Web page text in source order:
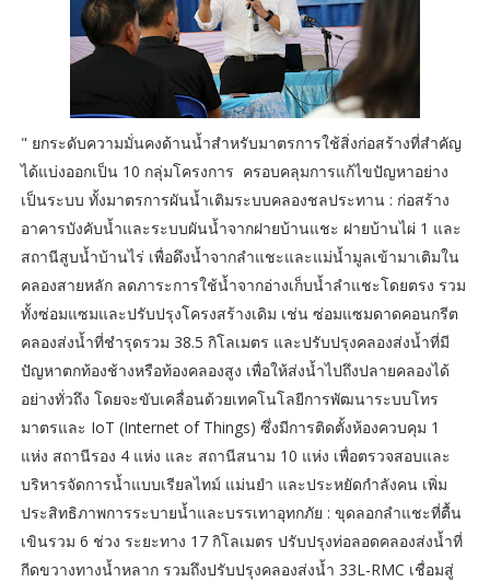
" ยกระดับความมั่นคงด้านน้ำสำหรับมาตรการใช้สิ่งก่อสร้างที่สำคัญ
ได้แบ่งออกเป็น 10 กลุ่มโครงการ ครอบคลุมการแก้ไขปัญหาอย่าง
เป็นระบบ ทั้งมาตรการผันน้ำเติมระบบคลองชลประทาน : ก่อสร้าง
อาคารบังคับน้ำและระบบผันน้ำจากฝายบ้านแชะ ฝายบ้านไผ่ 1 และ
สถานีสูบน้ำบ้านไร่ เพื่อดึงน้ำจากลำแชะและแม่น้ำมูลเข้ามาเติมใน
คลองสายหลัก ลดภาระการใช้น้ำจากอ่างเก็บน้ำลำแชะโดยตรง รวม
ทั้งซ่อมแซมและปรับปรุงโครงสร้างเดิม เช่น ซ่อมแซมดาดคอนกรีต
คลองส่งน้ำที่ชำรุดรวม 38.5 กิโลเมตร และปรับปรุงคลองส่งน้ำที่มี
ปัญหาตกท้องช้างหรือท้องคลองสูง เพื่อให้ส่งน้ำไปถึงปลายคลองได้
อย่างทั่วถึง โดยจะขับเคลื่อนด้วยเทคโนโลยีการพัฒนาระบบโทร
มาตรและ IoT (Internet of Things) ซึ่งมีการติดตั้งห้องควบคุม 1
แห่ง สถานีรอง 4 แห่ง และ สถานีสนาม 10 แห่ง เพื่อตรวจสอบและ
บริหารจัดการน้ำแบบเรียลไทม์ แม่นยำ และประหยัดกำลังคน เพิ่ม
ประสิทธิภาพการระบายน้ำและบรรเทาอุทกภัย : ขุดลอกลำแชะที่ตื้น
เขินรวม 6 ช่วง ระยะทาง 17 กิโลเมตร ปรับปรุงท่อลอดคลองส่งน้ำที่
กีดขวางทางน้ำหลาก รวมถึงปรับปรุงคลองส่งน้ำ 33L-RMC เชื่อมสู่